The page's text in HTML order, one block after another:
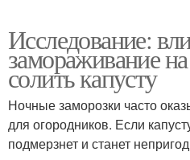
Исследование:
замораживание
солить капусту
Ночные заморозки часто
для огородников. Если
подмерзнет и станет